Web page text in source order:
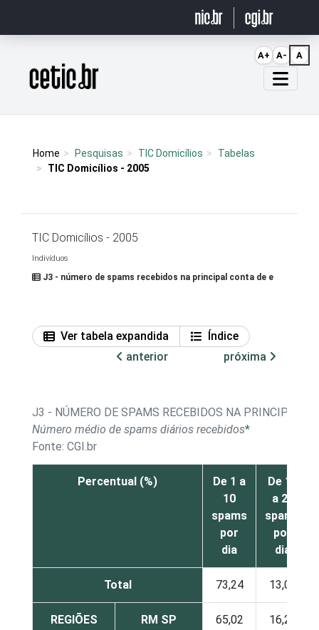
Página inicial
Home Pesquisas TIC Domicílios
Tabelas
TIC Domicílios - 2005
TIC Domicílios - 2005
Indivíduos
J3 - número de spams recebidos na principal conta de e
Ver tabela expandida
Índice
anterior
próxima
J3 - NÚMERO DE SPAMS RECEBIDOS NA PRINCIPAL
Número médio de spams diários recebidos*
Fonte: CGI.br
Percentual (%)
De 1 a
10
spams
por
dia
De 11
a 20
spams
por
dia
Total 73,24 13,03
REGIÕES
RM SP 65,02 16,25
A+ A- A